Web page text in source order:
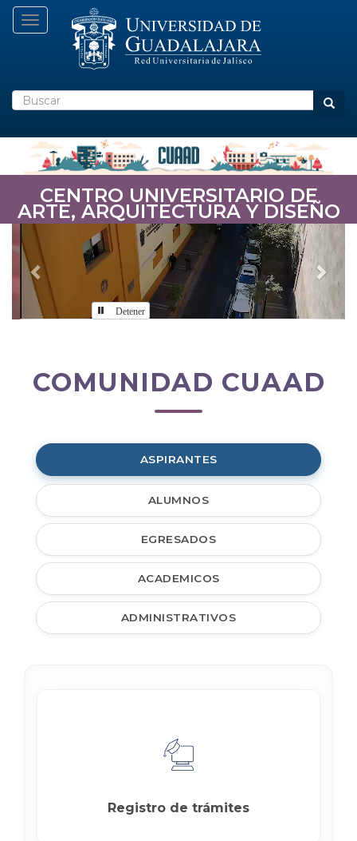
Pasar
Toggle navigation
Buscar
CENTRO UNIVERSITARIO DE
ARTE, ARQUITECTURA Y DISEÑO
Previous Next
Detener
Comunidad
COMUNIDAD CUAAD
ASPIRANTES
ALUMNOS
EGRESADOS
ACADEMICOS
ADMINISTRATIVOS
Registro de trámites